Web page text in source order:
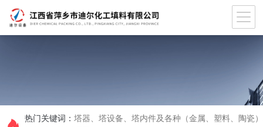
热门关键词：塔器、塔设备、塔内件及各种（金属、塑料、陶瓷